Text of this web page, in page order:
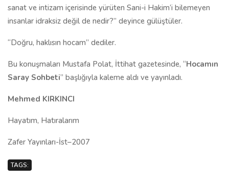
sanat ve intizam içerisinde yürüten Sani-i Hakim’i bilemeyen
insanlar idraksiz değil de nedir?” deyince gülüştüler.
“Doğru, haklısın hocam” dediler.
Bu konuşmaları Mustafa Polat, İttihat gazetesinde, “Hocamın
Saray Sohbeti” başlığıyla kaleme aldı ve yayınladı.
Mehmed KIRKINCI
Hayatım, Hatıralarım
Zafer Yayınları-İst–2007
TAGS: